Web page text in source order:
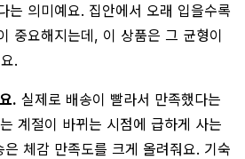
는 의미예요. 집안에서 오래 입을수록
중요해지는데, 이 상품은 그 균형이
.
. 실제로 배송이 빨라서 만족했다는
계절이 바뀌는 시점에 급하게 사는
체감 만족도를 크게 올려줘요. 기숙